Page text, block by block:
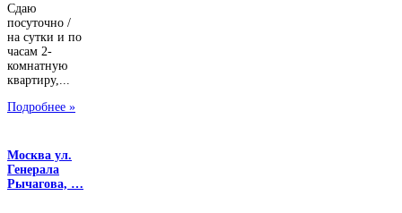
Сдаю
посуточно /
на сутки и по
часам 2-
комнатную
квартиру,...
Подробнее »
Москва ул.
Генерала
Рычагова, …